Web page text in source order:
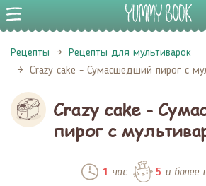
Рецепты
Рецепты для мультиварок
Crazy cake - Сумасшедший пирог с
Crazy cake -
пирог с
1 час 5 и более